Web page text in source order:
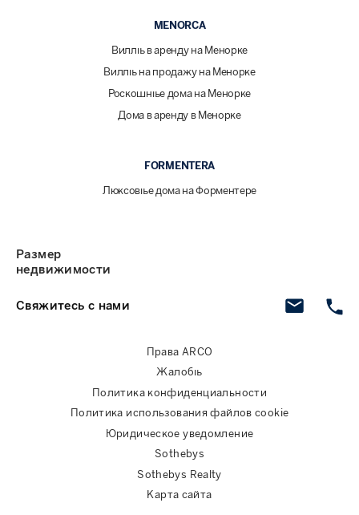
MENORCA
Виллы в аренду на Менорке
Виллы на продажу на Менорке
Роскошные дома на Менорке
Дома в аренду в Менорке
FORMENTERA
Люксовые дома на Форментере
Свяжитесь с нами
Размер
недвижимости
Права ARCO
Жалобы
Политика конфиденциальности
Политика использования файлов cookie
Юридическое уведомление
Sothebys
Sothebys Realty
Карта сайта